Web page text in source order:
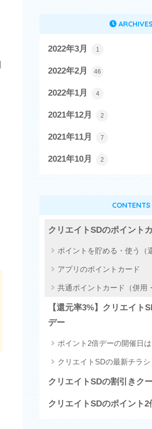
ARCHIVES
2022年3月 1
2022年2月 46
2022年1月 4
2021年12月 2
2021年11月 7
2021年10月 2
CONTENTS
クリエイトSDのポイント
ポイントを貯める・使う（
アプリのポイントカード
共通ポイントカード（併用
【還元率3%】クリエイト
デー
ポイント2倍デーの開催日は
クリエイトSDの最新チラ
クリエイトSDの割引きク
クリエイトSDのポイント